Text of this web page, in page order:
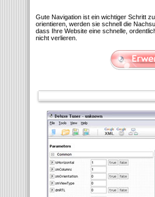
Gute Navigation ist ein wichtiger Schritt
orientieren, werden sie schnell die
dass Ihre Website eine schnelle,
nicht verlieren.